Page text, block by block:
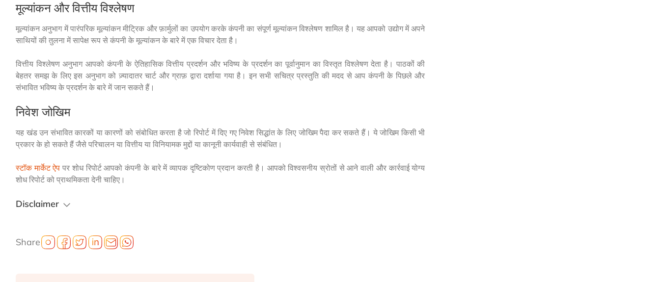
मूल्यांकन और वित्तीय विश्लेषण
मूल्यांकन अनुभाग में पारंपरिक मूल्यांकन मीट्रिक और फ़ार्मुलों का उपयोग करके कंपनी का संपूर्ण मूल्यांकन विश्लेषण शामिल है। यह आपको उद्योग में अपने
साथियों की तुलना में सापेक्ष रूप से कंपनी के मूल्यांकन के बारे में एक विचार देता है।
वित्तीय विश्लेषण अनुभाग आपको कंपनी के ऐतिहासिक वित्तीय प्रदर्शन और भविष्य के प्रदर्शन का पूर्वानुमान का विस्तृत विश्लेषण देता है। पाठकों की
बेहतर समझ के लिए इस अनुभाग को ज़्यादातर चार्ट और ग्राफ़ द्वारा दर्शाया गया है। इन सभी सचित्र प्रस्तुति की मदद से आप कंपनी के पिछले और
संभावित भविष्य के प्रदर्शन के बारे में जान सकते हैं।
निवेश जोखिम
यह खंड उन संभावित कारकों या कारणों को संबोधित करता है जो रिपोर्ट में दिए गए निवेश सिद्धांत के लिए जोखिम पैदा कर सकते हैं। ये जोखिम किसी भी
प्रकार के हो सकते हैं जैसे परिचालन या वित्तीय या विनियामक मुद्दों या कानूनी कार्यवाही से संबंधित।
स्टॉक मार्केट ऐप पर शोध रिपोर्ट आपको कंपनी के बारे में व्यापक दृष्टिकोण प्रदान करती है। आपको विश्वसनीय स्रोतों से आने वाली और कार्रवाई योग्य
शोध रिपोर्ट को प्राथमिकता देनी चाहिए।
Disclaimer
Share